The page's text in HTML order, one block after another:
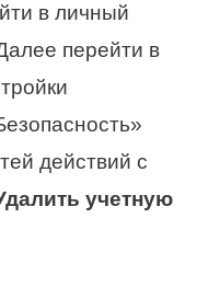
в личный
перейти в
действий с
учетную